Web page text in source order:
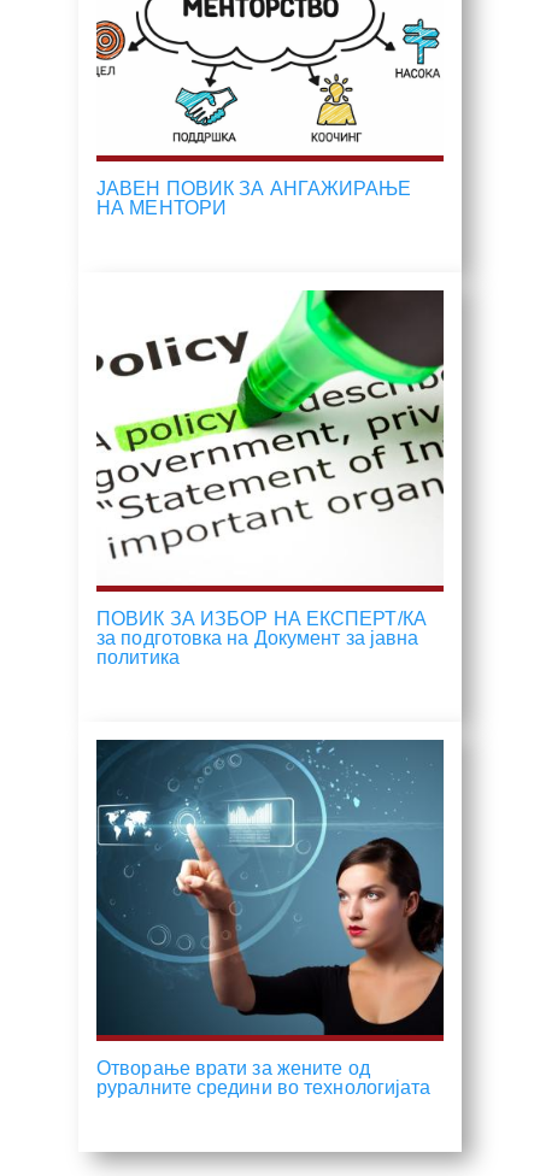
ЈАВЕН ПОВИК ЗА АНГАЖИРАЊЕ
НА МЕНТОРИ
ПОВИК ЗА ИЗБОР НА ЕКСПЕРТ/КА
за подготовка на Документ за јавна
политика
Отворање врати за жените од
руралните средини во технологијата